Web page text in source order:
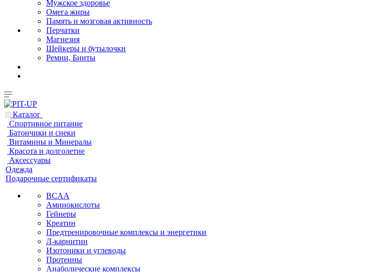
Мужское здоровье
Омега жиры
Память и мозговая активность
Перчатки
Магнезия
Шейкеры и бутылочки
Ремни, Бинты
Каталог
Спортивное питание
Батончики и снеки
Витамины и Минералы
Красота и долголетие
Аксессуары
Одежда
Подарочные сертификаты
BCAA
Аминокислоты
Гейнеры
Креатин
Предтренировочные комплексы и энергетики
Л-карнитин
Изотоники и углеводы
Протеины
Анаболические комплексы